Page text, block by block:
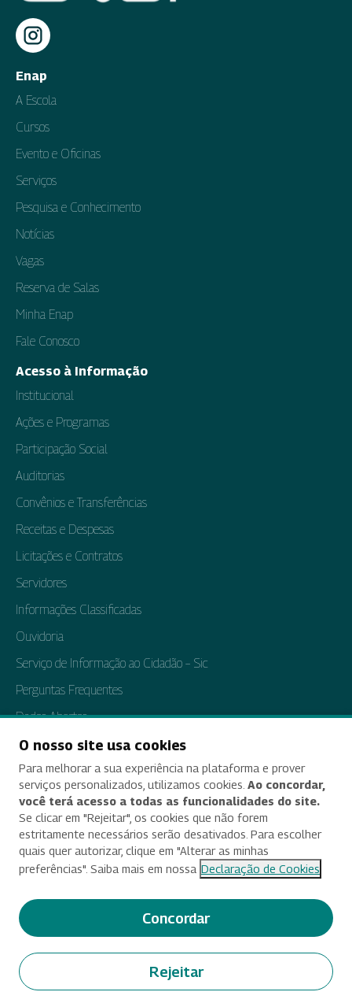
Enap
A Escola
Cursos
Evento e Oficinas
Serviços
Pesquisa e Conhecimento
Notícias
Vagas
Reserva de Salas
Minha Enap
Fale Conosco
Acesso à Informação
Institucional
Ações e Programas
Participação Social
Auditorias
Convênios e Transferências
Receitas e Despesas
Licitações e Contratos
Servidores
Informações Classificadas
Ouvidoria
Serviço de Informação ao Cidadão – Sic
Perguntas Frequentes
Dados Abertos
Tratamento de Dados Pessoais
Transparência e Prestação de Contas
Acessibilidade
Termos de uso e aviso de privacidade
Alterar preferências de cookies
© 2025 Criado e desenvolvido por Enap
O nosso site usa cookies
Para melhorar a sua experiência na plataforma e prover
serviços personalizados, utilizamos cookies. Ao concordar,
você terá acesso a todas as funcionalidades do site.
Se clicar em "Rejeitar", os cookies que não forem
estritamente necessários serão desativados. Para escolher
quais quer autorizar, clique em "Alterar as minhas
preferências". Saiba mais em nossa Declaração de Cookies
Concordar
Rejeitar